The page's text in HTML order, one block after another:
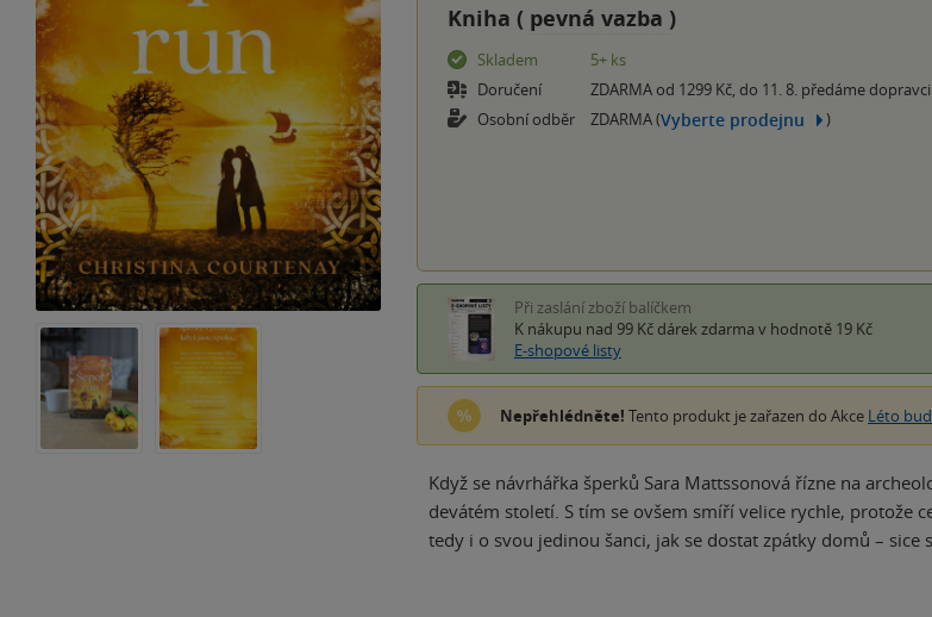
Kniha ( pevná vazba )
Skladem
5+ ks
Doručení
ZDARMA od 1299 Kč, do 11. 8. předáme dopravci
Osobní odběr
ZDARMA (Vyberte prodejnu )
Při zaslání zboží balíčkem
K nákupu nad 99 Kč dárek zdarma v hodnotě 19 Kč
E-shopové listy
Nepřehlédněte! Tento produkt je zařazen do Akce Léto
Když se návrhářka šperků Sara Mattssonová řízne na
devátém století. S tím se ovšem smíří velice rychle, protože
tedy i o svou jedinou šanci, jak se dostat zpátky domů –